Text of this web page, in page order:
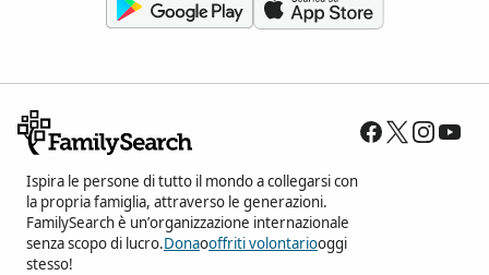
Ispira le persone di tutto il mondo a collegarsi con
la propria famiglia, attraverso le generazioni.
FamilySearch è un’organizzazione internazionale
senza scopo di lucro.Donaooffriti volontariooggi
stesso!